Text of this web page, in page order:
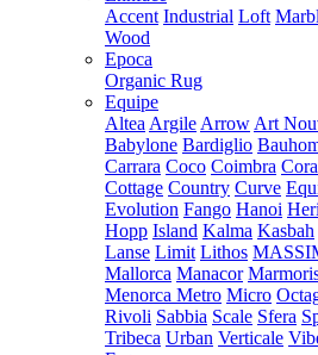
Accent Industrial Loft
Wood
Epoca
Organic Rug
Equipe
Altea Argile Arrow Art
Babylone Bardiglio
Carrara Coco Coimbra
Cottage Country Curve
Evolution Fango Hanoi
Hopp Island Kalma Kasbah
Lanse Limit Lithos
Mallorca Manacor
Menorca Metro Micro
Rivoli Sabbia Scale Sfera
Tribeca Urban Verticale